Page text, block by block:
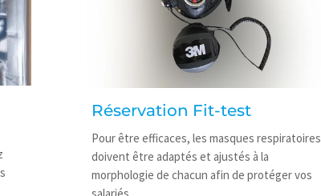
Réservation Fit-test
Pour être efficaces, les masques respiratoires
doivent être adaptés et ajustés à la
morphologie de chacun afin de protéger vos